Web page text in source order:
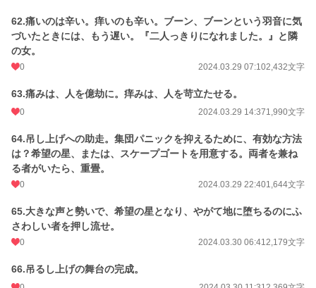
62.痛いのは辛い。痒いのも辛い。ブーン、ブーンという羽音に気
づいたときには、もう遅い。『二人っきりになれました。』と隣
の女。
0 2024.03.29 07:102,432文字
63.痛みは、人を億劫に。痒みは、人を苛立たせる。
0 2024.03.29 14:371,990文字
64.吊し上げへの助走。集団パニックを抑えるために、有効な方法
は？希望の星、または、スケープゴートを用意する。両者を兼ね
る者がいたら、重畳。
0 2024.03.29 22:401,644文字
65.大きな声と勢いで、希望の星となり、やがて地に堕ちるのにふ
さわしい者を押し流せ。
0 2024.03.30 06:412,179文字
66.吊るし上げの舞台の完成。